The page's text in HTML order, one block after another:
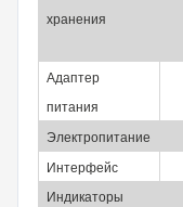
хранения
Адаптер
питания
Электропитание
Интерфейс
Индикаторы